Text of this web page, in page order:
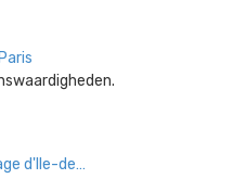
d'Ile-de…